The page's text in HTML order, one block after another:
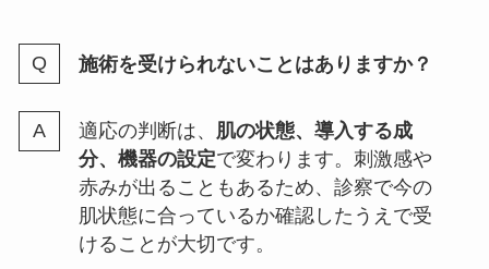
施術を受けられないことはありますか？
適応の判断は、 肌の状態、導入する成
分、機器の設定で変わります。刺激感や
赤みが出ることもあるため、診察で今の
肌状態に合っているか確認したうえで受
けることが大切です。